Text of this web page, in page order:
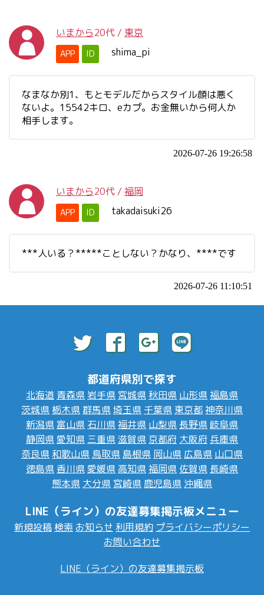
いまから20代 / 東京
APP ID shima_pi
なまなか別1、もとモデルだからスタイル顔は悪く
ないよ。15542キロ、eカプ。お金無いから何人か
相手します。
2026-07-26 19:26:58
いまから20代 / 福岡
APP ID takadaisuki26
***人いる？*****ことしない？かなり、****です
2026-07-26 11:10:51
都道府県別で探す
北海道 青森県 岩手県 宮城県 秋田県 山形県福島県
茨城県 栃木県群馬県埼玉県 千葉県 東京都神奈川県
新潟県 富山県 石川県福井県 山梨県 長野県 岐阜県
静岡県愛知県 三重県滋賀県 京都府 大阪府 兵庫県
奈良県 和歌山県 鳥取県 島根県 岡山県 広島県 山口県
徳島県 香川県愛媛県 高知県福岡県 佐賀県 長崎県
熊本県 大分県 宮崎県 鹿児島県 沖縄県
LINE（ライン）の友達募集掲示板メニュー
新規投稿 検索 お知らせ 利用規約 プライバシーポリシー
お問い合わせ
LINE（ライン）の友達募集掲示板